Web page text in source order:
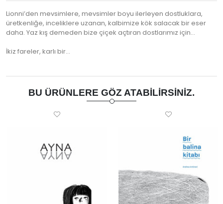
Lionni’den mevsimlere, mevsimler boyu ilerleyen dostluklara,
üretkenliğe, inceliklere uzanan, kalbimize kök salacak bir eser
daha. Yaz kış demeden bize çiçek açtıran dostlarımız için…
İkiz fareler, karlı bir…
BU ÜRÜNLERE GÖZ ATABILIRSINIZ.